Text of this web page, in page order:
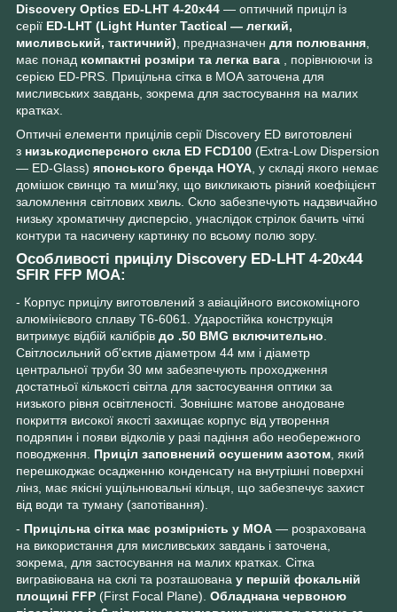
Discovery Optics ED-LHT 4-20x44 — оптичний приціл із
серії ED-LHT (Light Hunter Tactical — легкий,
мисливський, тактичний) , предназначен для полювання
має понад компактні розміри та легка вага , порівнюючи із
серією ED-PRS. Прицільна сітка в МОА заточена для
мисливських завдань, зокрема для застосування на малих
кратках.
Оптичні елементи прицілів серії Discovery ED виготовлені
з низькодисперсного скла ED FCD100 (Extra-Low Dispersion
— ED-Glass) японського бренда HOYA , у складі якого немає
домішок свинцю та миш'яку, що викликають різний коефіцієнт
заломлення світлових хвиль. Скло забезпечують надзвичайно
низьку хроматичну дисперсію, унаслідок стрілок бачить чіткі
контури та насичену картинку по всьому полю зору.
Особливості прицілу Discovery ED-LHT 4-20x44
SFIR FFP MOA:
- Корпус прицілу виготовлений з авіаційного високоміцного
алюмінієвого сплаву Т6-6061. Ударостійка конструкція
витримує відбій калібрів до .50 BMG включительно
Світлосильний об'єктив діаметром 44 мм і діаметр
центральної труби 30 мм забезпечують проходження
достатньої кількості світла для застосування оптики за
низького рівня освітленості. Зовнішнє матове анодоване
покриття високої якості захищає корпус від утворення
подряпин і появи відколів у разі падіння або необережного
поводження. Приціл заповнений осушеним азотом , який
перешкоджає осадженню конденсату на внутрішні поверхні
лінз, має якісні ущільнювальні кільця, що забезпечує захист
від води та туману (запотівання).
- Прицільна сітка має розмірність у МОА — розрахована
на використання для мисливських завдань і заточена,
зокрема, для застосування на малих кратках. Сітка
вигравіювана на склі та розташована у першій фокальній
площині FFP (First Focal Plane). Обладнана червоною